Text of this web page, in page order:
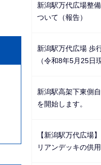
ョ
こ
新潟駅万代広場整
ついて（報告）
新潟駅万代広場 歩
（令和8年5月25日
新潟駅高架下東側
を開始します。
【新潟駅万代広場
リアンデッキの供